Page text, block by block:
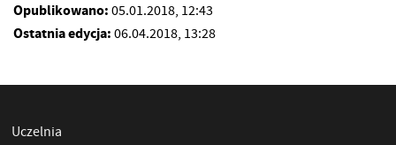
Opublikowano: 05.01.2018, 12:43
Ostatnia edycja: 06.04.2018, 13:28
Uczelnia